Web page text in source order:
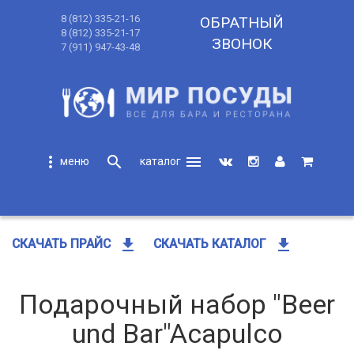
8 (812) 335-21-16
8 (812) 335-21-17
7 (911) 947-43-48
ОБРАТНЫЙ
ЗВОНОК
more_vert search
menu
СКАЧАТЬ ПРАЙС get_app СКАЧАТЬ КАТАЛОГ get_app
Подарочный набор "Beer
und Bar"Acapulco